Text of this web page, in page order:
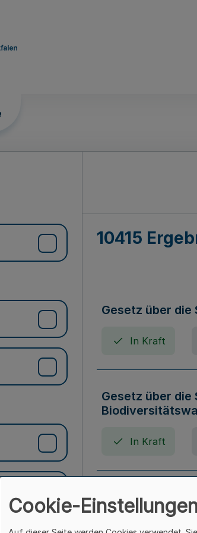
10415
Gesetz über
In Kraft
Gesetz über
In Kraft
Gesetz über
Cookie-